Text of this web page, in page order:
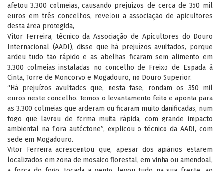
afetou 3.300 colmeias, causando prejuízos de cerca de 350 mil
euros em três concelhos, revelou a associação de apicultores
desta área protegida,
Vítor Ferreira, técnico da Associação de Apicultores do Douro
Internacional (AADI), disse que há prejuízos avultados, porque
ardeu tudo tão rápido e as abelhas ficaram sem alimento em
3.300 colmeias instaladas no concelho de Freixo de Espada à
Cinta, Torre de Moncorvo e Mogadouro, no Douro Superior.
“Há prejuízos avultados que, nesta fase, rondam os 350 mil
euros neste concelho. Temos o levantamento feito e aponta para
as 3.300 colmeias que arderam ou ficaram muito danificadas, num
fogo que lavrou de forma muita rápida, com grande impacto
ambiental na flora autóctone”, explicou o técnico da AADI, com
sede em Mogadouro.
Vitor Ferreira acrescentou que, apesar dos apiários estarem
localizados em zona de mosaico florestal, em vinha ou amendoal,